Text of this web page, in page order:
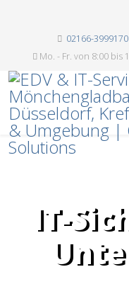
02166-3999170
Mo. - Fr. von 8:00 bis
IT-